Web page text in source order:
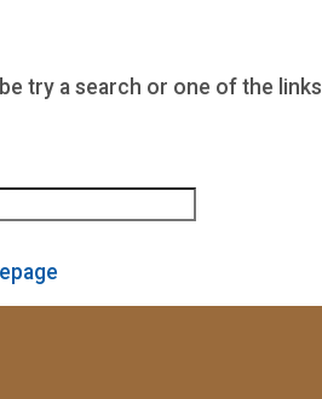
try a search or one of the links